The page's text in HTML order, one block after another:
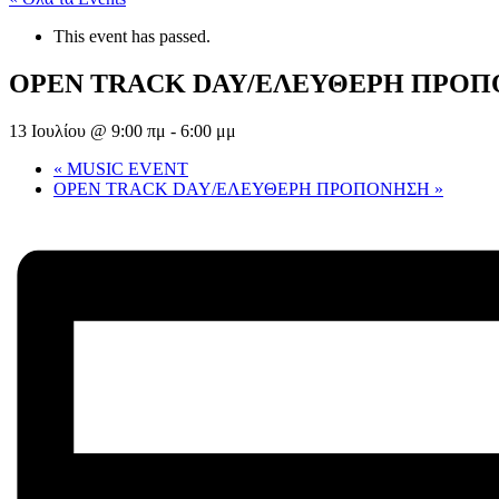
This event has passed.
OPEN TRACK DAY/ΕΛΕΥΘΕΡΗ
13 Ιουλίου @ 9:00 πμ - 6:00 μμ
« MUSIC EVENT
OPEN TRACK DAY/ΕΛΕΥΘΕΡΗ ΠΡΟΠΟΝΗΣΗ »